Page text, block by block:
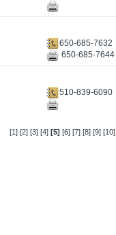
650-685-7632
650-685-7644
510-839-6090
[1] [2] [3] [4] [5] [6] [7] [8] [9] [10]